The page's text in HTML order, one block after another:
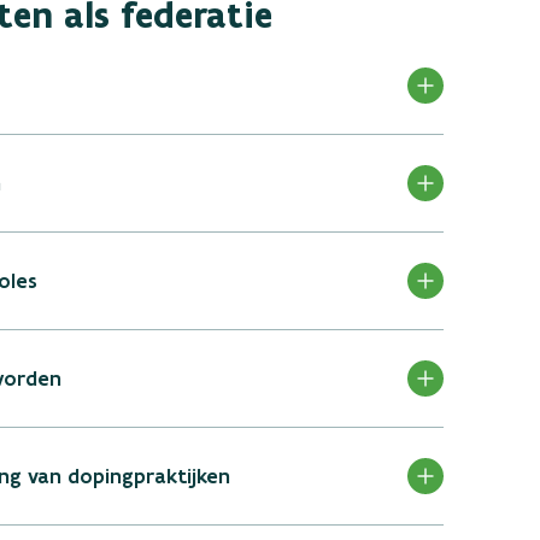
als federatie
van dopingpraktijken